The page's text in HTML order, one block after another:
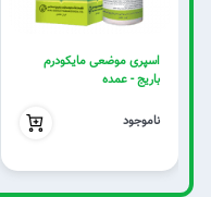
اسپری موضعی مایکودرم
باریج - عمده
ناموجود